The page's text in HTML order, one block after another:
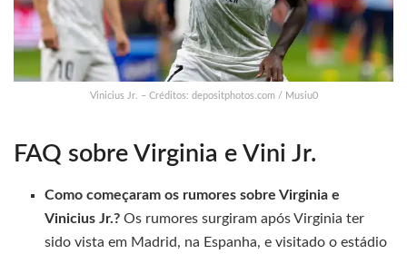
Vinicius Jr. – Créditos: depositphotos.com / Musiu0
FAQ sobre Virginia e Vini Jr.
Como começaram os rumores sobre Virginia e
Vinicius Jr.? Os rumores surgiram após Virginia ter
sido vista em Madrid, na Espanha, e visitado o estádio